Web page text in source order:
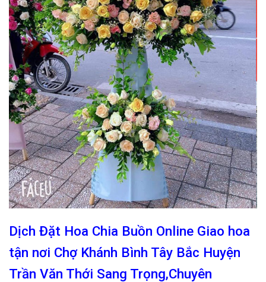
Dịch Đặt Hoa Chia Buồn Online Giao hoa
tận nơi Chợ Khánh Bình Tây Bắc Huyện
Trần Văn Thới Sang Trọng,Chuyên